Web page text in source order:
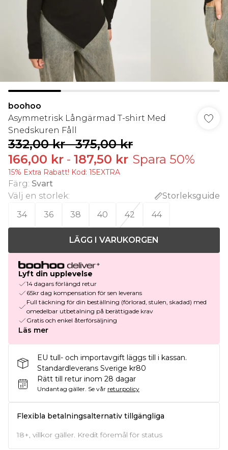
boohoo
Asymmetrisk Långärmad T-shirt Med
Snedskuren Fåll
332,00 kr-375,00 kr
166,00 kr - 187,50 kr Spara 50%
15% Extra Rabatt! Kod: 15EXTRA
Färg: Svart
Välj en storlek:
Storleksguide
34
36 38 40 42 44
LÄGG I VARUKORGEN
Lyft din upplevelse
14 dagars förlängd retur
65kr dag kompensation för sen leverans
Full täckning för din beställning (förlorad, stulen, skadad) med
omedelbar utbetalning på berättigade krav
Gratis och enkel återförsäljning
Läs mer
EU tull- och importavgift läggs till i kassan.
Standardleverans Sverige kr80
Rätt till retur inom 28 dagar
Undantag gäller. Se vår returpolicy
Flexibla betalningsalternativ tillgängliga
18+, villkor gäller. Kredit föremål för status